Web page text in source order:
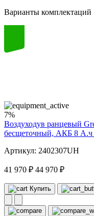
Варианты комплектаций
7%
Воздуходув ранцевый
бесщеточный, АКБ 8
Артикул: 2402307UH
41 970 ₽ 44 970 ₽
Купить